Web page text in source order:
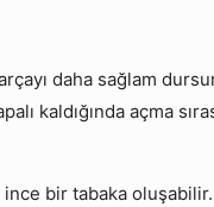
daha sağlam
kaldığında açma
ince bir tabaka